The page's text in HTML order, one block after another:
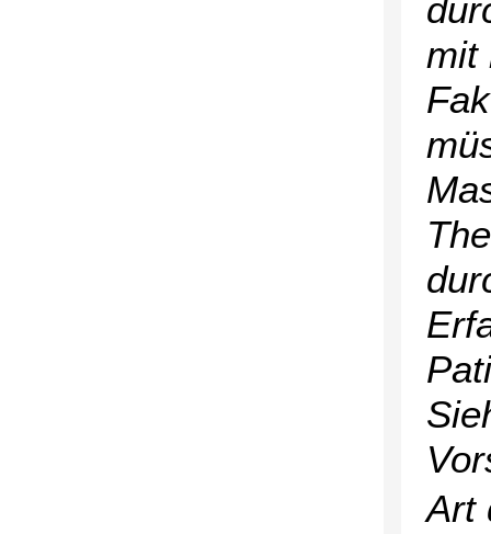
mit
Art